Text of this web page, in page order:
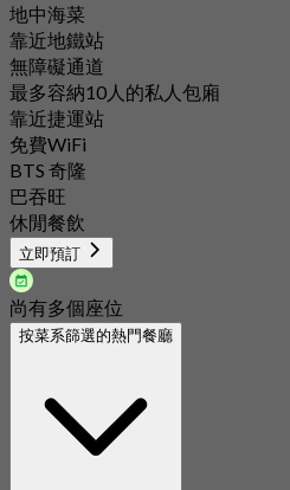
地中海菜
靠近地鐵站
無障礙通道
最多容納10人的私人包廂
靠近捷運站
免費WiFi
BTS 奇隆
巴吞旺
休閒餐飲
立即預訂
尚有多個座位
按菜系篩選的熱門餐廳